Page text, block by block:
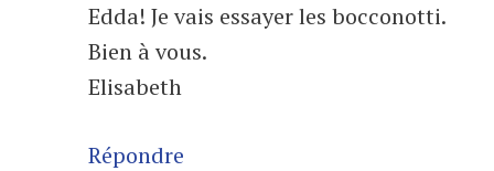
Edda! Je vais essayer les bocconotti.
Bien à vous.
Elisabeth
Répondre